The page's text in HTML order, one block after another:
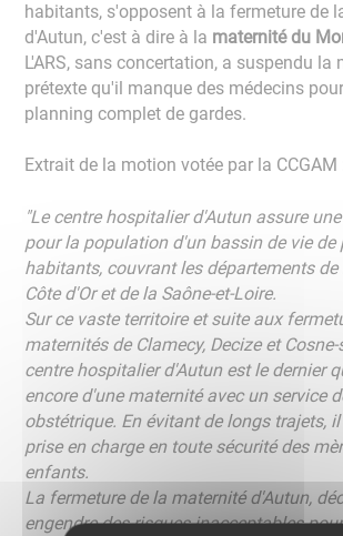
habitants, s'opposent à la fermeture de
d'Autun, c'est à dire à la maternité du
L'ARS, sans concertation, a suspendu la
prétexte qu'il manque des médecins
planning complet de gardes.
Extrait de la motion votée par la CCGAM
"Le centre hospitalier d'Autun assure
pour la population d'un bassin de vie de
habitants, couvrant les départements de
Côte d'Or et de la Saône-et-Loire.
Sur ce vaste territoire et suite aux
maternités de Clamecy, Decize et Cosne-
centre hospitalier d'Autun est le dernier
encore d'une maternité avec un service
obstétrique. En évitant de longs trajets,
prise en charge en toute sécurité des
enfants.
La fermeture de la maternité d'Autun,
engendre des risques inacceptables